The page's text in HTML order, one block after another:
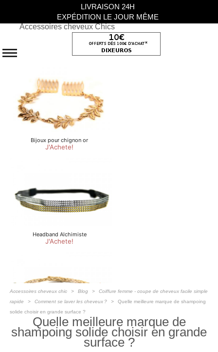
Accessoires cheveux Chics
Accessoires cheveux chic Blog
Coiffure femme - coupe de cheveux facile simple
rapide
Comment se laver les cheveux ?
Quelle meilleure marque de shampoing
solide choisir en grande surface ?
Quelle meilleure marque de
shampoing solide choisir en grande
surface ?
LIVRAISON 24H
EXPÉDITION LE JOUR MÊME